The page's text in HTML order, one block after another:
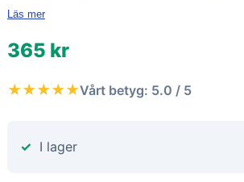
Läs mer
365 kr
★★★★★Vårt betyg: 5.0 / 5
I lager